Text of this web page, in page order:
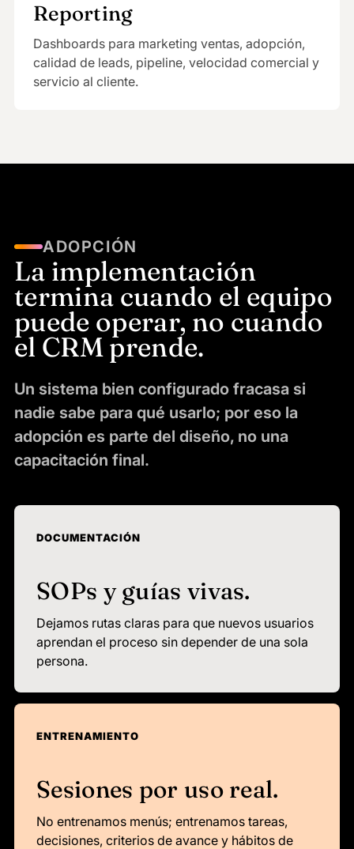
Reporting
Dashboards para marketing ventas, adopción,
calidad de leads, pipeline, velocidad comercial y
servicio al cliente.
ADOPCIÓN
La implementación
termina cuando el equipo
puede operar, no cuando
el CRM prende.
Un sistema bien configurado fracasa si
nadie sabe para qué usarlo; por eso la
adopción es parte del diseño, no una
capacitación final.
DOCUMENTACIÓN
SOPs y guías vivas.
Dejamos rutas claras para que nuevos usuarios
aprendan el proceso sin depender de una sola
persona.
ENTRENAMIENTO
Sesiones por uso real.
No entrenamos menús; entrenamos tareas,
decisiones, criterios de avance y hábitos de